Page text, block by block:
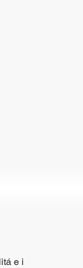
e i